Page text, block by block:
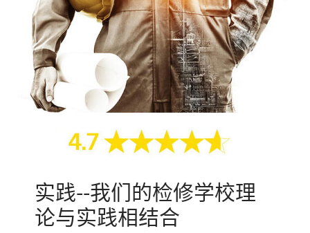
实践--我们的检修学校理
论与实践相结合